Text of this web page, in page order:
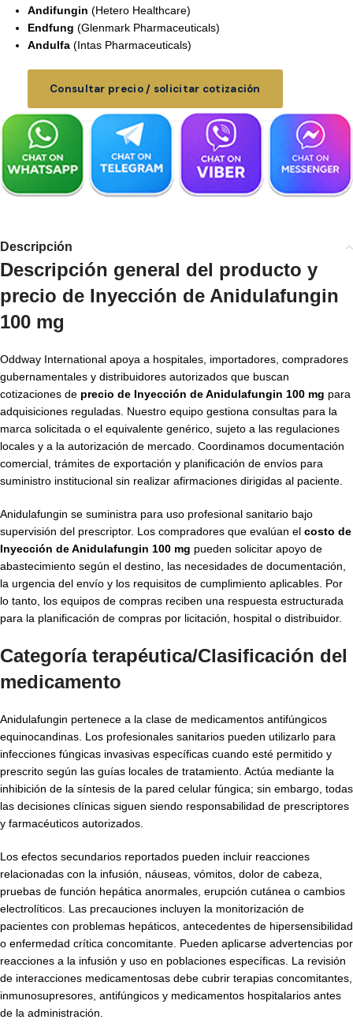
Andifungin (Hetero Healthcare)
Endfung (Glenmark Pharmaceuticals)
Andulfa (Intas Pharmaceuticals)
Consultar precio / solicitar cotización
Descripción
Descripción general del producto y
precio de Inyección de Anidulafungin
100 mg
Oddway International apoya a hospitales, importadores, compradores
gubernamentales y distribuidores autorizados que buscan
cotizaciones de precio de Inyección de Anidulafungin 100 mg para
adquisiciones reguladas. Nuestro equipo gestiona consultas para la
marca solicitada o el equivalente genérico, sujeto a las regulaciones
locales y a la autorización de mercado. Coordinamos documentación
comercial, trámites de exportación y planificación de envíos para
suministro institucional sin realizar afirmaciones dirigidas al paciente.
Anidulafungin se suministra para uso profesional sanitario bajo
supervisión del prescriptor. Los compradores que evalúan el costo de
Inyección de Anidulafungin 100 mg pueden solicitar apoyo de
abastecimiento según el destino, las necesidades de documentación,
la urgencia del envío y los requisitos de cumplimiento aplicables. Por
lo tanto, los equipos de compras reciben una respuesta estructurada
para la planificación de compras por licitación, hospital o distribuidor.
Categoría terapéutica/Clasificación del
medicamento
Anidulafungin pertenece a la clase de medicamentos antifúngicos
equinocandinas. Los profesionales sanitarios pueden utilizarlo para
infecciones fúngicas invasivas específicas cuando esté permitido y
prescrito según las guías locales de tratamiento. Actúa mediante la
inhibición de la síntesis de la pared celular fúngica; sin embargo, todas
las decisiones clínicas siguen siendo responsabilidad de prescriptores
y farmacéuticos autorizados.
Los efectos secundarios reportados pueden incluir reacciones
relacionadas con la infusión, náuseas, vómitos, dolor de cabeza,
pruebas de función hepática anormales, erupción cutánea o cambios
electrolíticos. Las precauciones incluyen la monitorización de
pacientes con problemas hepáticos, antecedentes de hipersensibilidad
o enfermedad crítica concomitante. Pueden aplicarse advertencias por
reacciones a la infusión y uso en poblaciones específicas. La revisión
de interacciones medicamentosas debe cubrir terapias concomitantes,
inmunosupresores, antifúngicos y medicamentos hospitalarios antes
de la administración.